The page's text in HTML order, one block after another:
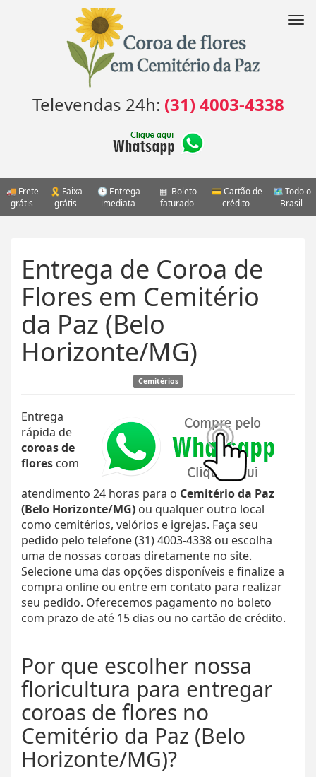
Televendas 24h: (31) 4003-4338
Frete
grátis
Faixa
grátis
Entrega
imediata
Boleto
faturado
Cartão de
crédito
Todo o
Brasil
Entrega de Coroa de
Flores em Cemitério
da Paz (Belo
Horizonte/MG)
Cemitérios
Entrega
rápida de
coroas de
flores com
atendimento 24 horas para o Cemitério da Paz
(Belo Horizonte/MG) ou qualquer outro local
como cemitérios, velórios e igrejas. Faça seu
pedido pelo telefone (31) 4003-4338 ou escolha
uma de nossas coroas diretamente no site.
Selecione uma das opções disponíveis e finalize a
compra online ou entre em contato para realizar
seu pedido. Oferecemos pagamento no boleto
com prazo de até 15 dias ou no cartão de crédito.
Por que escolher nossa
floricultura para entregar
coroas de flores no
Cemitério da Paz (Belo
Horizonte/MG)?